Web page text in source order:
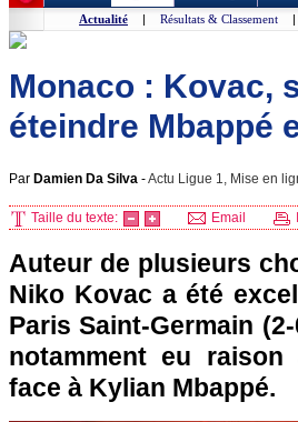
Actualité | Résultats & Classement |
Monaco : Kovac,
éteindre Mbappé
Par Damien Da Silva -Actu Ligue 1, Mise en
Taille du texte: Email
Auteur de plusieurs
Niko Kovac a été
Paris Saint-Germain
notamment eu
face à Kylian Mbappé.